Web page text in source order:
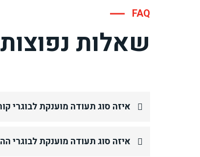
FAQ
שאלות נפוצות
איזה סוג תעודה מוענקת לבוגרי
איזה סוג תעודה מוענקת לבוגרי